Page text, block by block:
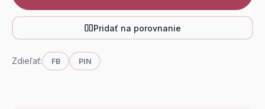
Pridať na porovnanie
Zdieľať: FB PIN